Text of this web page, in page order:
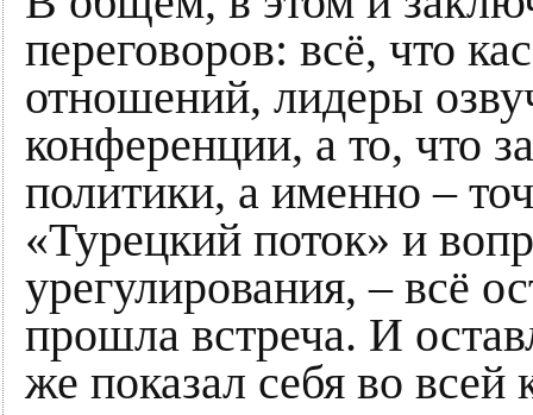
переговоров: всё, что
отношений, лидеры
конференции, а то, что
политики, а именно –
«Турецкий поток» и
урегулирования, – всё
прошла встреча. И
же показал себя во всей